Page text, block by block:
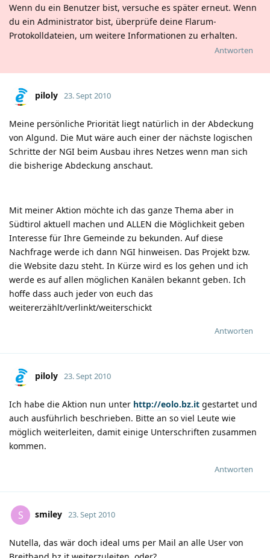
Wenn du ein Benutzer bist, versuche es später erneut. Wenn
du ein Administrator bist, überprüfe deine Flarum-
Protokolldateien, um weitere Informationen zu erhalten.
Antworten
piloly 23. Sept 2010
Meine persönliche Priorität liegt natürlich in der Abdeckung
von Algund. Die Mut wäre auch einer der nächste logischen
Schritte der NGI beim Ausbau ihres Netzes wenn man sich
die bisherige Abdeckung anschaut.
Mit meiner Aktion möchte ich das ganze Thema aber in
Südtirol aktuell machen und ALLEN die Möglichkeit geben
Interesse für Ihre Gemeinde zu bekunden. Auf diese
Nachfrage werde ich dann NGI hinweisen. Das Projekt bzw.
die Website dazu steht. In Kürze wird es los gehen und ich
werde es auf allen möglichen Kanälen bekannt geben. Ich
hoffe dass auch jeder von euch das
weitererzählt/verlinkt/weiterschickt
Antworten
piloly 23. Sept 2010
Ich habe die Aktion nun unter http://eolo.bz.it gestartet und
auch ausführlich beschrieben. Bitte an so viel Leute wie
möglich weiterleiten, damit einige Unterschriften zusammen
kommen.
Antworten
S smiley 23. Sept 2010
Nutella, das wär doch ideal ums per Mail an alle User von